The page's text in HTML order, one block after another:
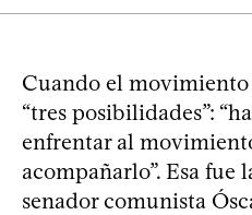
Cuando el
“tres posibilidades”:
enfrentar al
acompañarlo”. Esa fue
senador comunista